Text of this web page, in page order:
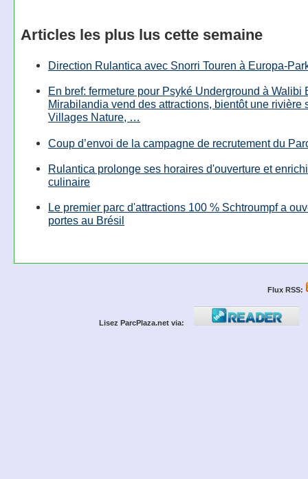
Articles les plus lus cette semaine
Direction Rulantica avec Snorri Touren à Europa-
En bref: fermeture pour Psyké Underground à Walibi
Mirabilandia vend des attractions, bientôt une rivière
Villages Nature, …
Coup d’envoi de la campagne de recrutement du
Rulantica prolonge ses horaires d'ouverture et
culinaire
Le premier parc d'attractions 100 % Schtroumpf a
portes au Brésil
Flux RSS:
Lisez ParcPlaza.net via: